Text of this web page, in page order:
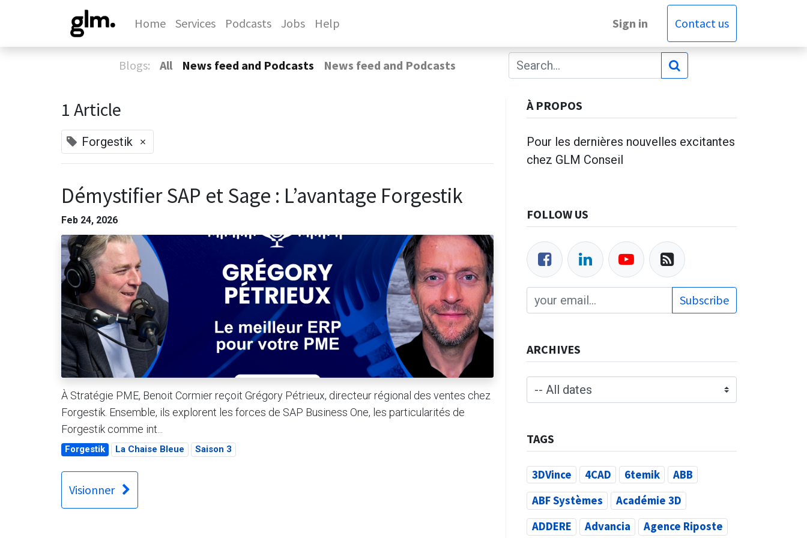
Home Services Podcasts Jobs Help Sign in Contact us
Blogs: All News feed and Podcasts News feed and Podcasts
1 Article
Forgestik ×
Démystifier SAP et Sage : L’avantage Forgestik
Feb 24, 2026
À Stratégie PME, Benoit Cormier reçoit Grégory Pétrieux, directeur régional des ventes chez
Forgestik. Ensemble, ils explorent les forces de SAP Business One, les particularités de
Forgestik comme int...
Forgestik La Chaise Bleue Saison 3
Visionner
À PROPOS
Pour les dernières nouvelles excitantes
chez GLM Conseil
FOLLOW US
Subscribe
ARCHIVES
TAGS
3DVince 4CAD 6temik
ABB
ABF Systèmes
Académie 3D
ADDERE
Advancia Agence Riposte